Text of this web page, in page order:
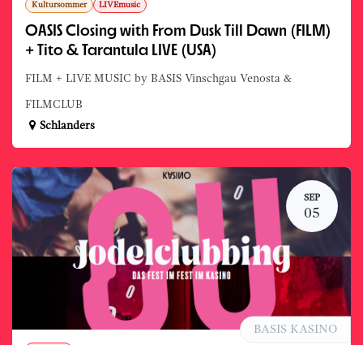
Kultursommer LIVEmusic
OASIS Closing with From Dusk Till Dawn (FILM)
+ Tito & Tarantula LIVE (USA)
FILM + LIVE MUSIC by BASIS Vinschgau Venosta &
FILMCLUB
Schlanders
SEP
05
BASIS KASINO